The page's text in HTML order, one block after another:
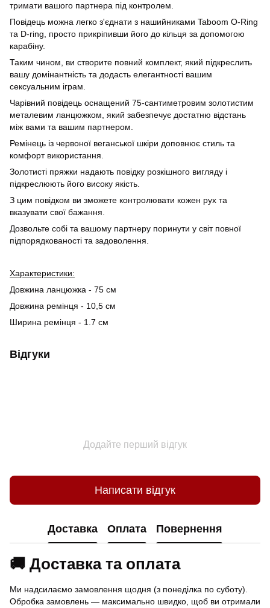
тримати вашого партнера під контролем.
Повідець можна легко з'єднати з нашийниками Taboom O-Ring
та D-ring, просто прикріпивши його до кільця за допомогою
карабіну.
Таким чином, ви створите повний комплект, який підкреслить
вашу домінантність та додасть елегантності вашим
сексуальним іграм.
Чарівний повідець оснащений 75-сантиметровим золотистим
металевим ланцюжком, який забезпечує достатню відстань
між вами та вашим партнером.
Ремінець із червоної веганської шкіри доповнює стиль та
комфорт використання.
Золотисті пряжки надають повідку розкішного вигляду і
підкреслюють його високу якість.
З цим повідком ви зможете контролювати кожен рух та
вказувати свої бажання.
Дозвольте собі та вашому партнеру поринути у світ повної
підпорядкованості та задоволення.
Характеристики:
Довжина ланцюжка - 75 см
Довжина ремінця - 10,5 см
Ширина ремінця - 1.7 см
Відгуки
Додайте перший відгук
Написати відгук
Доставка Оплата Повернення
🚚 Доставка та оплата
Ми надсилаємо замовлення щодня (з понеділка по суботу).
Обробка замовлень — максимально швидко, щоб ви отримали